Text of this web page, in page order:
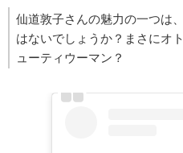
仙道敦子さんの魅力の一つは
はないでしょうか？まさにオ
ューティウーマン？